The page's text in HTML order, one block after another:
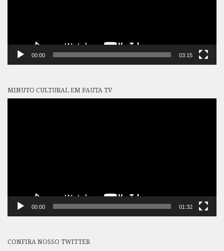
00:00 03:15
MINUTO CULTURAL EM PAUTA TV
00:00 01:32
CONFIRA NOSSO TWITTER